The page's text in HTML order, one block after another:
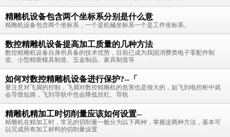
精雕机设备包含两个坐标系分别是什么意
精雕机设备包含两个坐标系，一个是机械坐标系一个是工件坐标系。
数控精雕机设备提高加工质量的几种方法
数控精雕机设备自身所具备的技术优势，目前已成为我国消费类电子零配件制
造、小型精密模具制造、五金制品、家具制造等
如何对数控精雕机设备进行保护?--「
要注意对飞屑的控制，飞屑对数控精雕机的危害也是很大的，如飞到电控柜中就
会导致短路，飞到导轨中也会降低丝杠、导轨
精雕机精加工时切削量应该如何设置--
精雕机在精加工时，常见的切削量一般分为以下两种，掌握这两种方法，基本可
以完成所有加工材料的切削量设置